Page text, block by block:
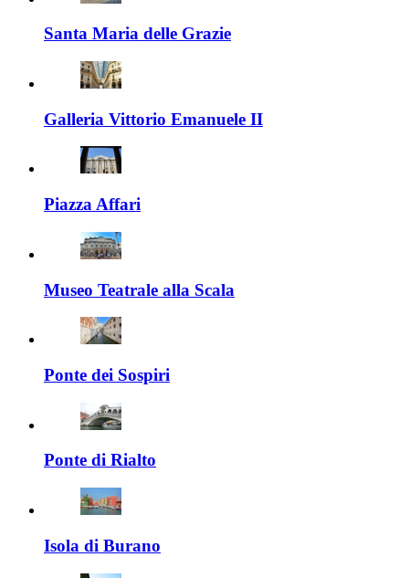
Santa Maria delle Grazie
Galleria Vittorio Emanuele II
Piazza Affari
Museo Teatrale alla Scala
Ponte dei Sospiri
Ponte di Rialto
Isola di Burano